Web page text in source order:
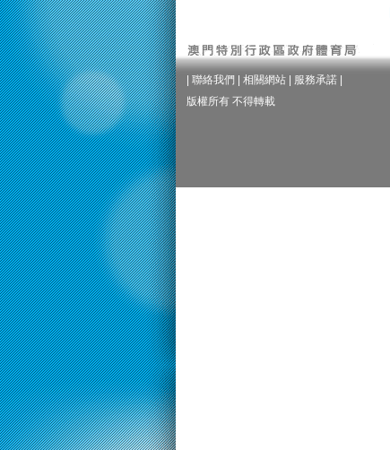
聯絡我們 相關網站 服務承諾
版權所有 不得轉載